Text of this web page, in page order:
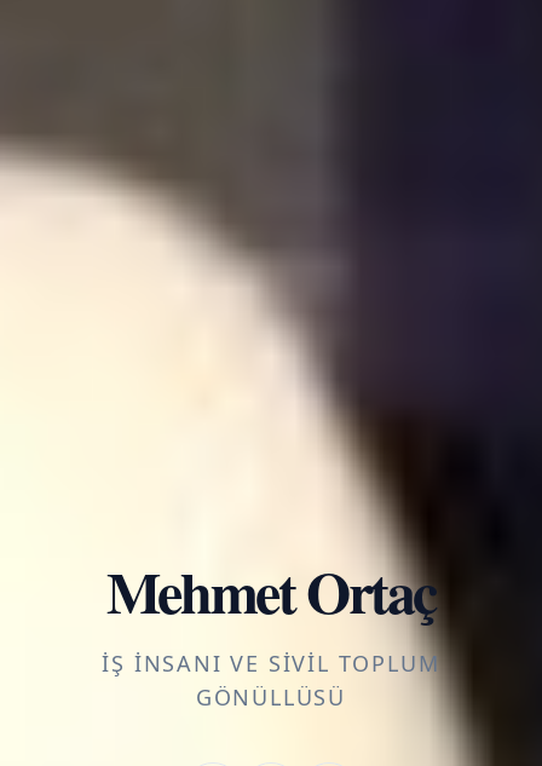
Mehmet Ortaç
İŞ İNSANI VE SIVIL TOPLUM
GÖNÜLLÜSÜ